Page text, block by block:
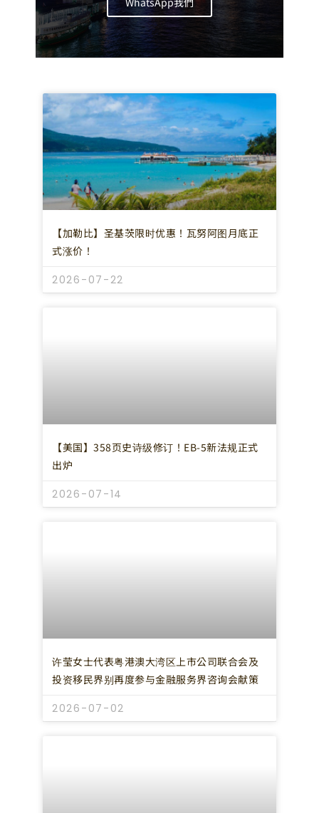
【加勒比】圣基茨限时优惠！瓦努阿图月底正
式涨价！
2026-07-22
【美国】358页史诗级修订！EB-5新法规正式
出炉
2026-07-14
许莹女士代表粤港澳大湾区上市公司联合会及
投资移民界别再度参与金融服务界咨询会献策
2026-07-02